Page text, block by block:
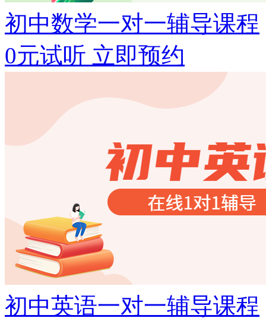
初中数学一对一辅导课程
0元试听 立即预约
初中英语一对一辅导课程